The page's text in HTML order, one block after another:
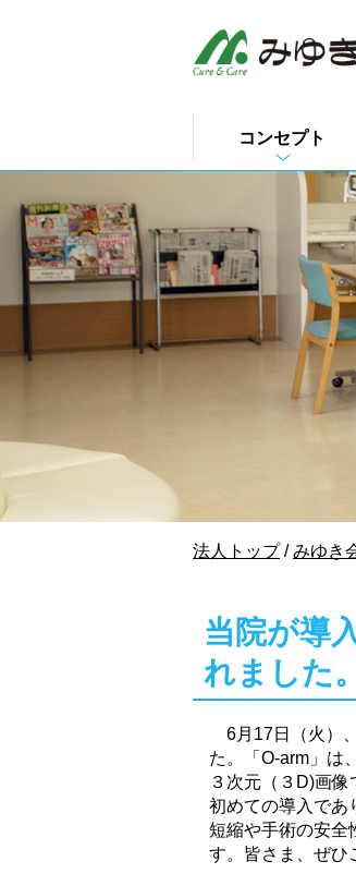
コンセプト
現
位
置：
法人トップ/みゆき
当院が導
れました。
6月17日（火）
た。「O-arm」は
３次元（３D)画
初めての導入であ
短縮や手術の安全
す。皆さま、ぜひ